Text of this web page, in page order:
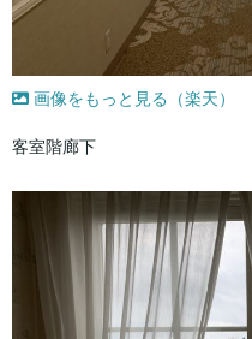
画像をもっと見る（楽天）
客室階廊下